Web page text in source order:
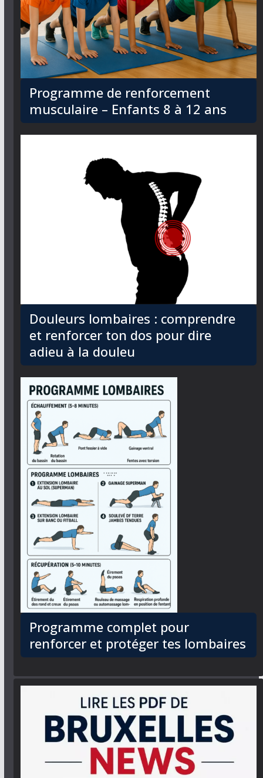
Programme de renforcement
musculaire – Enfants 8 à 12 ans
Douleurs lombaires : comprendre
et renforcer ton dos pour dire
adieu à la douleu
Programme complet pour
renforcer et protéger tes lombaires